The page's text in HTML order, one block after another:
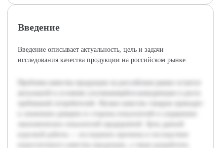
Введение
Введение описывает актуальность, цель и задачи
исследования качества продукции на российском рынке.